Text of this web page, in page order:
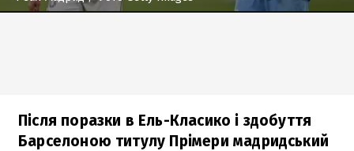
Після поразки в Ель-Класико і здобуття
Барселоною титулу Прімери мадридський